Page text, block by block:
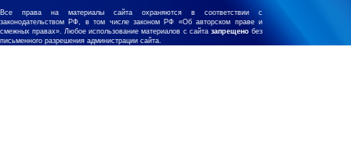
Все права на материалы сайта охраняются в соответствии с
законодательством РФ, в том числе законом РФ «Об авторском праве и
смежных правах». Любое использование материалов с сайта запрещенобез
письменного разрешения администрации сайта.